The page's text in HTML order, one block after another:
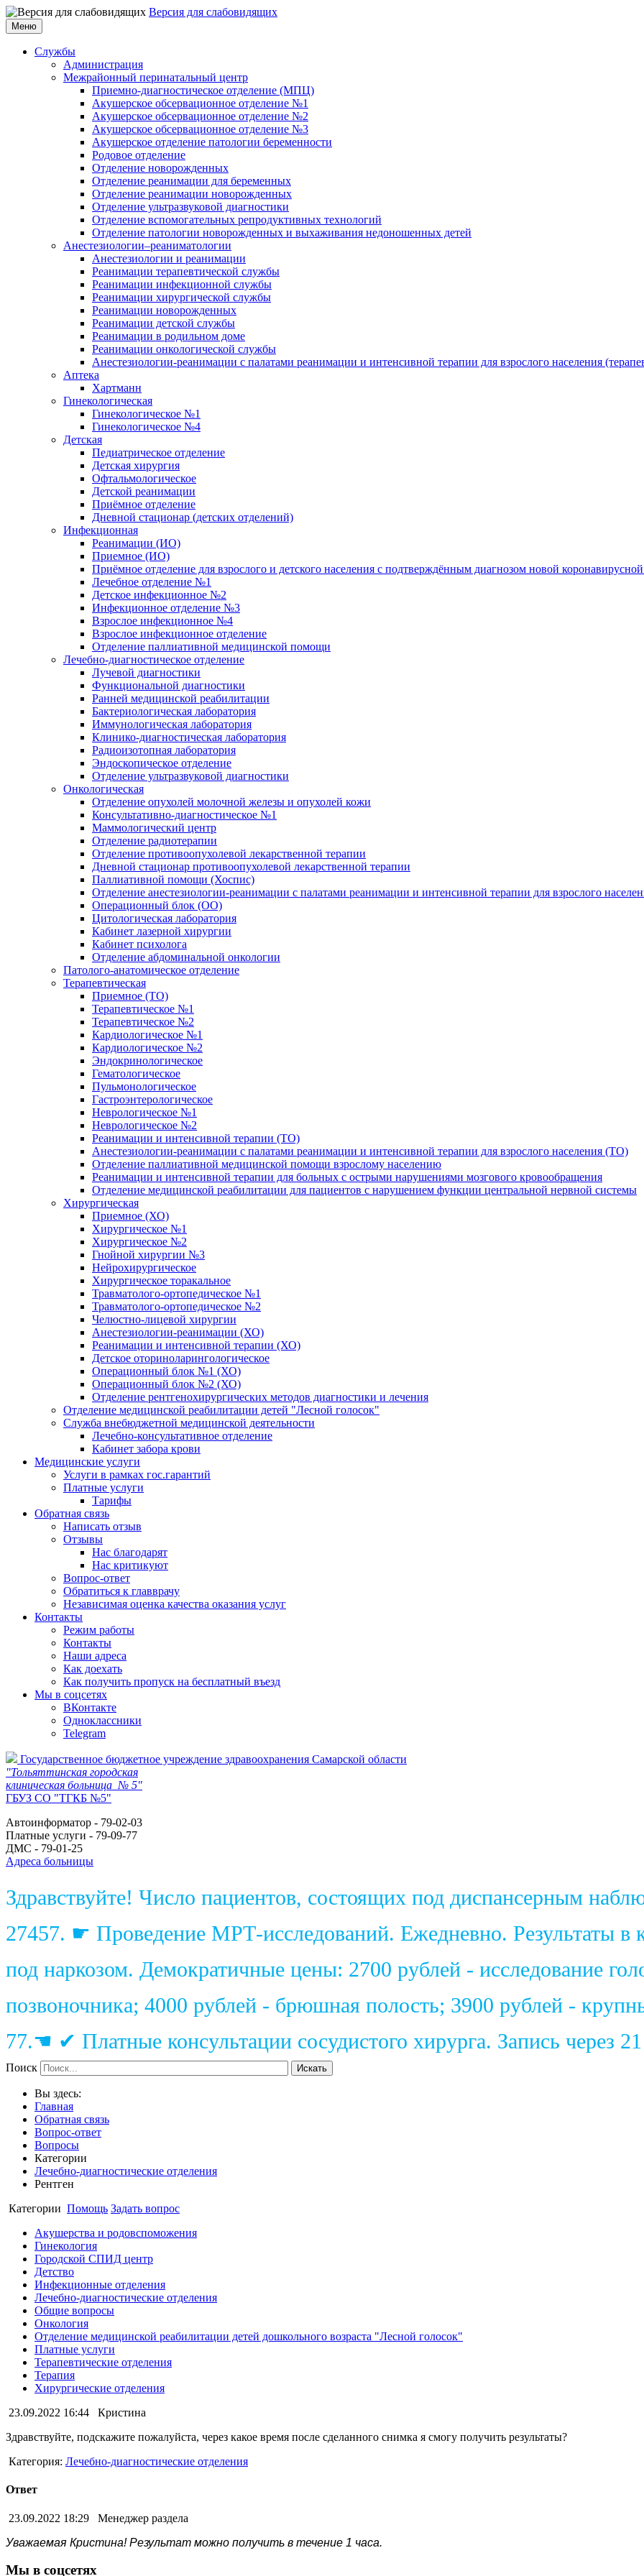
Версия для слабовидящих
Меню
Службы
Администрация
Межрайонный перинатальный центр
Приемно-диагностическое отделение (МПЦ)
Акушерское обсервационное отделение №1
Акушерское обсервационное отделение №2
Акушерское обсервационное отделение №3
Акушерское отделение патологии беременности
Родовое отделение
Отделение новорожденных
Отделение реанимации для беременных
Отделение реанимации новорожденных
Отделение ультразвуковой диагностики
Отделение вспомогательных репродуктивных технологий
Отделение патологии новорожденных и выхаживания недоношенных детей
Анестезиологии–реаниматологии
Анестезиологии и реанимации
Реанимации терапевтической службы
Реанимации инфекционной службы
Реанимации хирургической службы
Реанимации новорожденных
Реанимации детской службы
Реанимации в родильном доме
Реанимации онкологической службы
Анестезиологии-реанимации с палатами реанимации и интенсивной терапии для взрослого населения
Аптека
Хартманн
Гинекологическая
Гинекологическое №1
Гинекологическое №4
Детская
Педиатрическое отделение
Детская хирургия
Офтальмологическое
Детской реанимации
Приёмное отделение
Дневной стационар (детских отделений)
Инфекционная
Реанимации (ИО)
Приемное (ИО)
Приёмное отделение для взрослого и детского населения с подтверждённым диагнозом новой
Лечебное отделение №1
Детское инфекционное №2
Инфекционное отделение №3
Взрослое инфекционное №4
Взрослое инфекционное отделение
Отделение паллиативной медицинской помощи
Лечебно-диагностическое отделение
Лучевой диагностики
Функциональной диагностики
Ранней медицинской реабилитации
Бактериологическая лаборатория
Иммунологическая лаборатория
Клинико-диагностическая лаборатория
Радиоизотопная лаборатория
Эндоскопическое отделение
Отделение ультразвуковой диагностики
Онкологическая
Отделение опухолей молочной железы и опухолей кожи
Консультативно-диагностическое №1
Маммологический центр
Отделение радиотерапии
Отделение противоопухолевой лекарственной терапии
Дневной стационар противоопухолевой лекарственной терапии
Паллиативной помощи (Хоспис)
Отделение анестезиологии-реанимации с палатами реанимации и интенсивной терапии для взрослого
Операционный блок (ОО)
Цитологическая лаборатория
Кабинет лазерной хирургии
Кабинет психолога
Отделение абдоминальной онкологии
Патолого-анатомическое отделение
Терапевтическая
Приемное (ТО)
Терапевтическое №1
Терапевтическое №2
Кардиологическое №1
Кардиологическое №2
Эндокринологическое
Гематологическое
Пульмонологическое
Гастроэнтерологическое
Неврологическое №1
Неврологическое №2
Реанимации и интенсивной терапии (ТО)
Анестезиологии-реанимации с палатами реанимации и интенсивной терапии для взрослого населения (ТО)
Отделение паллиативной медицинской помощи взрослому населению
Реанимации и интенсивной терапии для больных с острыми нарушениями мозгового кровообращения
Отделение медицинской реабилитации для пациентов с нарушением функции центральной нервной системы
Хирургическая
Приемное (ХО)
Хирургическое №1
Хирургическое №2
Гнойной хирургии №3
Нейрохирургическое
Хирургическое торакальное
Травматолого-ортопедическое №1
Травматолого-ортопедическое №2
Челюстно-лицевой хирургии
Анестезиологии-реанимации (ХО)
Реанимации и интенсивной терапии (ХО)
Детское оториноларингологическое
Операционный блок №1 (ХО)
Операционный блок №2 (ХО)
Отделение рентгенохирургических методов диагностики и лечения
Отделение медицинской реабилитации детей "Лесной голосок"
Служба внебюджетной медицинской деятельности
Лечебно-консультативное отделение
Кабинет забора крови
Медицинские услуги
Услуги в рамках гос.гарантий
Платные услуги
Тарифы
Обратная связь
Написать отзыв
Отзывы
Нас благодарят
Нас критикуют
Вопрос-ответ
Обратиться к главврачу
Независимая оценка качества оказания услуг
Контакты
Режим работы
Контакты
Наши адреса
Как доехать
Как получить пропуск на бесплатный въезд
Мы в соцсетях
ВКонтакте
Одноклассники
Telegram
Государственное бюджетное учреждение здравоохранения Самарской области
"Тольяттинская городская
клиническая больница № 5"
ГБУЗ СО "ТГКБ №5"
Автоинформатор - 79-02-03
Платные услуги - 79-09-77
ДМС - 79-01-25
Адреса больницы
Здравствуйте! Число пациентов, состоящих под диспансерным
27457. ☛ Проведение МРТ-исследований. Ежедневно. Результаты в
под наркозом. Демократичные цены: 2700 рублей - исследование
позвоночника; 4000 рублей - брюшная полость; 3900 рублей -
77.☚ ✔ Платные консультации сосудистого хирурга. Запись через
Поиск Искать
Вы здесь:
Главная
Обратная связь
Вопрос-ответ
Вопросы
Категории
Лечебно-диагностические отделения
Рентген
Категории Помощь Задать вопрос
Акушерства и родовспоможения
Гинекология
Городской СПИД центр
Детство
Инфекционные отделения
Лечебно-диагностические отделения
Общие вопросы
Онкология
Отделение медицинской реабилитации детей дошкольного возраста "Лесной голосок"
Платные услуги
Терапевтические отделения
Терапия
Хирургические отделения
23.09.2022 16:44
Кристина
Здравствуйте, подскажите пожалуйста, через какое время после сделанного снимка я смогу получить результаты?
Категория: Лечебно-диагностические отделения
Ответ
23.09.2022 18:29
Менеджер раздела
Уважаемая Кристина! Результат можно получить в течение 1 часа.
Мы в соцсетях